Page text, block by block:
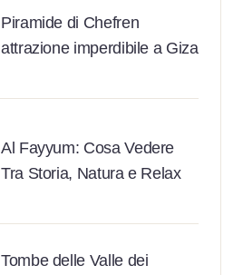
Piramide di Chefren
attrazione imperdibile a Giza
Al Fayyum: Cosa Vedere
Tra Storia, Natura e Relax
Tombe delle Valle dei